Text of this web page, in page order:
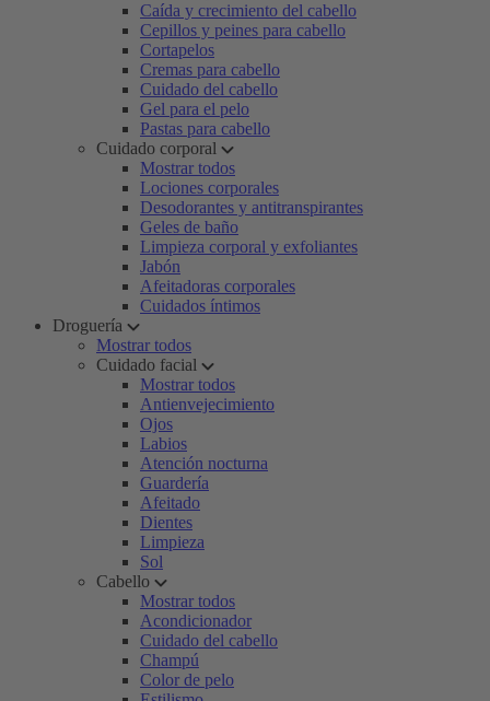
Caída y crecimiento del cabello
Cepillos y peines para cabello
Cortapelos
Cremas para cabello
Cuidado del cabello
Gel para el pelo
Pastas para cabello
Cuidado corporal
Mostrar todos
Lociones corporales
Desodorantes y antitranspirantes
Geles de baño
Limpieza corporal y exfoliantes
Jabón
Afeitadoras corporales
Cuidados íntimos
Droguería
Mostrar todos
Cuidado facial
Mostrar todos
Antienvejecimiento
Ojos
Labios
Atención nocturna
Guardería
Afeitado
Dientes
Limpieza
Sol
Cabello
Mostrar todos
Acondicionador
Cuidado del cabello
Champú
Color de pelo